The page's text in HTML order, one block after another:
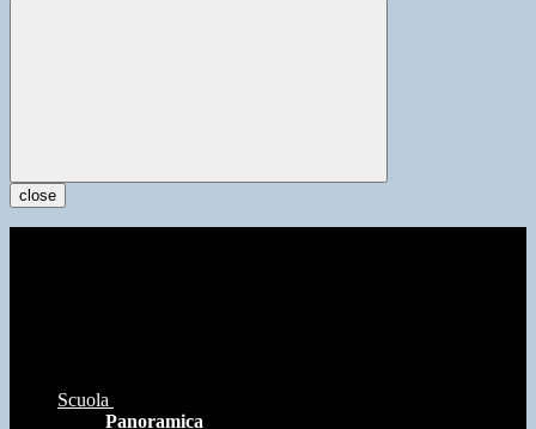
close
Scuola
Panoramica